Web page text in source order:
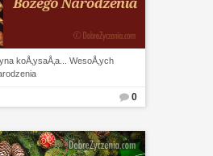
koÅ‚ysaÅ‚a... WesoÅ‚ych
0